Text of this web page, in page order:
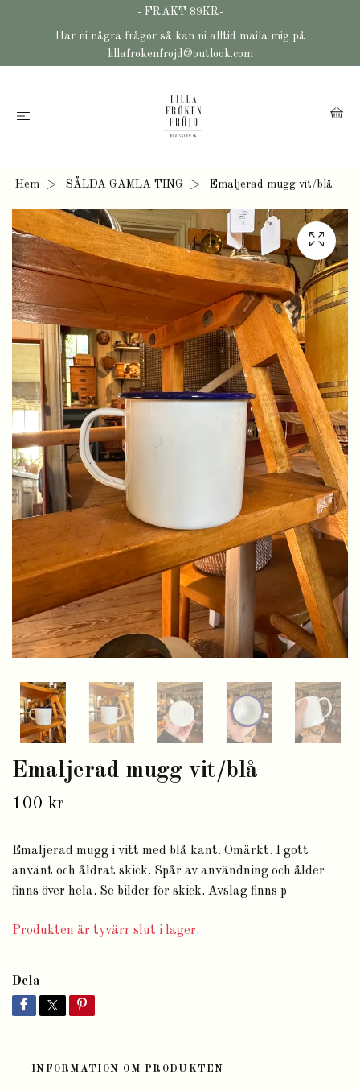
- FRAKT 89KR-
Har ni några frågor så kan ni alltid maila mig på
lillafrokenfrojd@outlook.com
Hem SÅLDA GAMLA TING Emaljerad mugg vit/blå
Emaljerad mugg vit/blå
100 kr
Emaljerad mugg i vitt med blå kant. Omärkt. I gott
använt och åldrat skick. Spår av användning och ålder
finns över hela. Se bilder för skick. Avslag finns p
Produkten är tyvärr slut i lager.
Dela
INFORMATION OM PRODUKTEN